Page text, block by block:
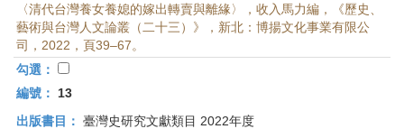
〈清代台灣養女養媳的嫁出轉賣與離緣〉，收入馬力編，《歷史、
藝術與台灣人文論叢（二十三）》，新北：博揚文化事業有限公
司，2022，頁39–67。
勾選：
編號：
13
出版書目： 臺灣史研究文獻類目 2022年度